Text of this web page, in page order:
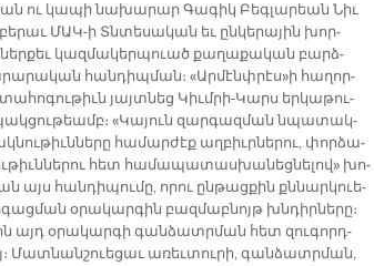
ու կա­պի նա­խա­րար Գա­գիկ Բեգ­լա­րեան Նիւ
բե­րաւ ՄԱԿ-ի Տնտե­սա­կան եւ ըն­կե­րա­յին խոր­
ներ­քեւ կազ­մա­կեր­պուած քա­ղա­քա­կան բարձ­
հան­դիպ­ման։ «Ար­մէնփրէս»ի հա­ղոր­
յայտ­նեց Կիւմ­րի-Կարս եր­կա­թու­
«Կա­յուն զար­գազ­ման նպա­տակ­
հա­մար­ժէք աղ­բիւր­նե­րու, փոր­ձա­
հետ հա­մա­պա­տաս­խա­նեց­նե­լով» խո­
հան­դի­պու­մը, ո­րու ըն­թաց­քին քննար­կուե­
օ­րա­կար­գին բազ­մաբ­նոյթ խնդիր­նե­րը։
այդ օ­րա­կար­գի գան­ձատր­ման հետ զու­գորդ­
Մատ­նան­շուե­ցաւ ա­ռեւ­տու­րի, գան­ձատր­ման,